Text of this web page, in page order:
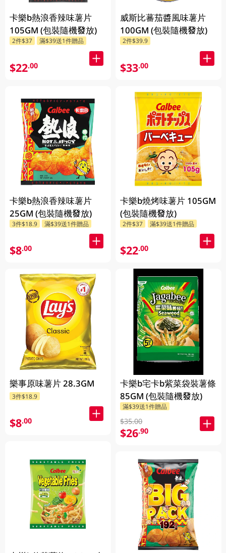
卡樂b熱浪香辣味薯片
105GM (包裝隨機發放)
2件$37 滿$39送1件贈品
$22.00
卡樂b熱浪香辣味薯片
25GM (包裝隨機發放)
3件$18.9 滿$39送1件贈品
$8.00
樂事原味薯片 28.3GM
3件$18.9
$8.00
威斯比蕃茄醬風味薯片
100GM (包裝隨機發放)
2件$39.9
$33.00
卡樂b燒烤味薯片 105GM
(包裝隨機發放)
2件$37 滿$39送1件贈品
$22.00
卡樂b宅卡b紫菜袋裝薯條
85GM (包裝隨機發放)
滿$39送1件贈品
$35.00
$26.90